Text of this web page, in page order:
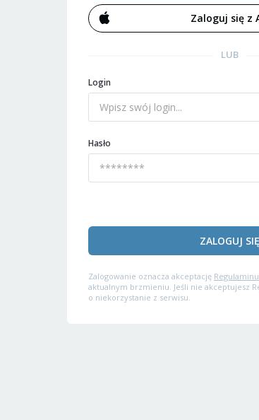
Zaloguj się z
LUB
Login
Hasło
ZALOGUJ SIĘ
Zalogowanie oznacza akceptację
aktualnym brzmieniu. Jeśli nie akceptujesz
o niekorzystanie z serwisu.